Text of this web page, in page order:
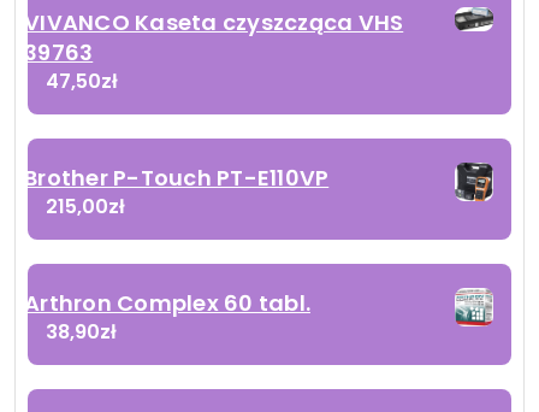
VIVANCO Kaseta czyszcząca VHS
39763
47,50zł
Brother P-Touch PT-E110VP
215,00zł
Arthron Complex 60 tabl.
38,90zł